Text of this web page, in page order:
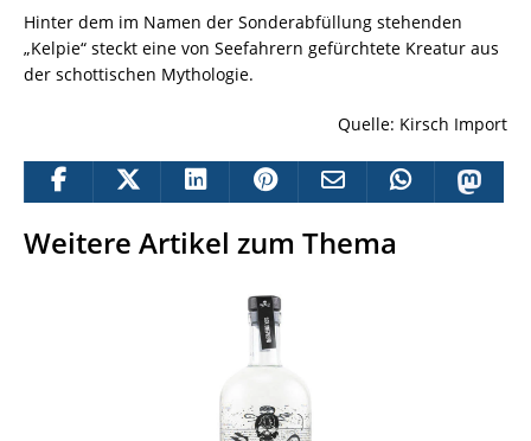
Hinter dem im Namen der Sonderabfüllung stehenden
„Kelpie“ steckt eine von Seefahrern gefürchtete Kreatur aus
der schottischen Mythologie.
Quelle: Kirsch Import
Weitere Artikel zum Thema